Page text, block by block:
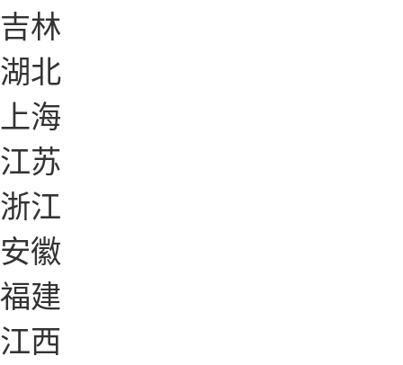
吉林
湖北
上海
江苏
浙江
安徽
福建
江西